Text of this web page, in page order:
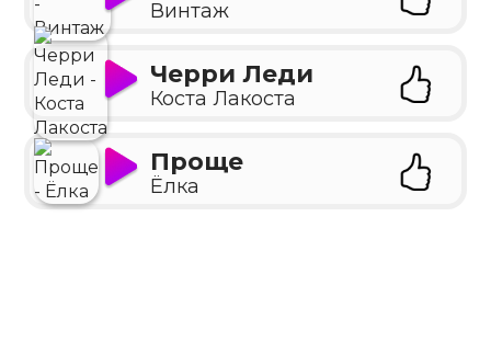
Винтаж
Черри Леди
Коста Лакоста
Проще
Ёлка